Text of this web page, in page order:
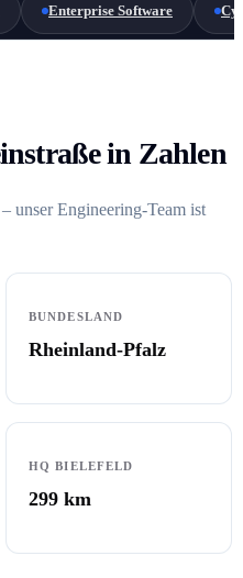
Enterprise Software
in Zahlen
unser Engineering-Team ist
BUNDESLAND
Rheinland-Pfalz
HQ BIELEFELD
299 km